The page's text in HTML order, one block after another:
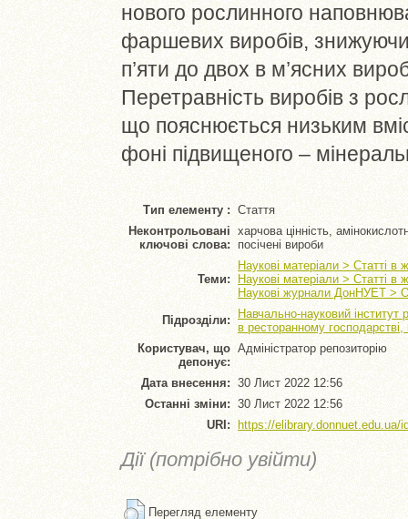
нового рослинного
фаршевих виробів, знижуючи
п’яти до двох в м’ясних
Перетравність виробів з
що пояснюється низьким
фоні підвищеного –
Тип елементу : Стаття
Неконтрольовані
ключові слова:
харчова цінність,
посічені вироби
Теми:
Наукові матеріали > Статті в
Наукові матеріали > Статті в
Наукові журнали ДонНУЕТ >
Підрозділи:
Навчально-науковий інститут
в ресторанному
Користувач, що
депонує:
Адміністратор репозиторію
Дата внесення: 30 Лист 2022 12:56
Останні зміни: 30 Лист 2022 12:56
URI:
https://elibrary.donnuet.edu.ua/
Дії (потрібно увійти)
Перегляд елементу